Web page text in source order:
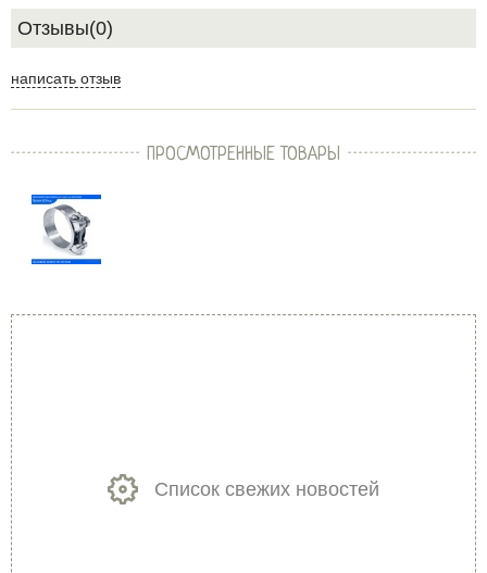
Отзывы(0)
написать отзыв
ПРОСМОТРЕННЫЕ ТОВАРЫ
Список свежих новостей